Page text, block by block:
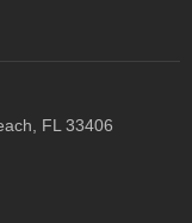
FL 33406